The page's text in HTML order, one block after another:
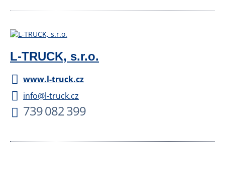
L-TRUCK, s.r.o.
www.l-truck.cz
info@l-truck.cz
739 082 399